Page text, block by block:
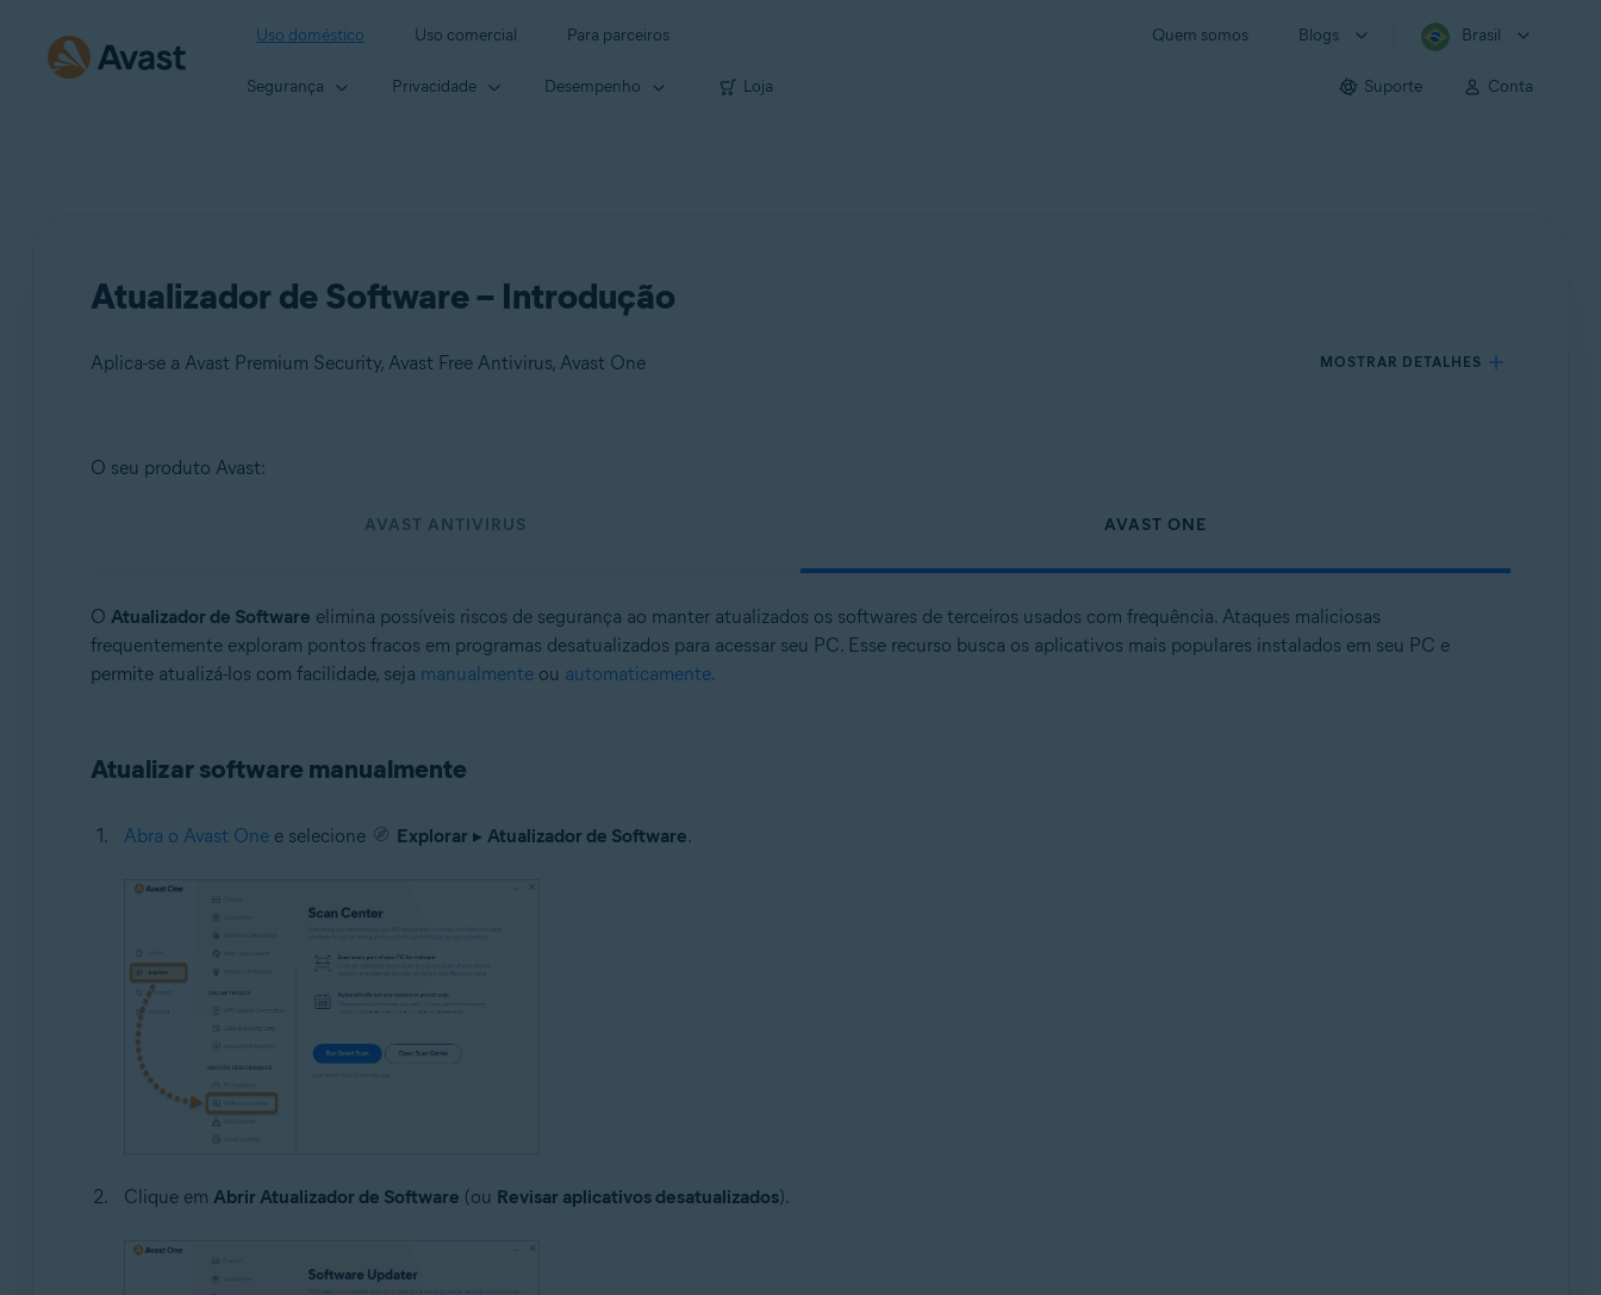
Uso doméstico Uso comercial Para parceiros Quem somos Blogs Brasil
Segurança Privacidade Desempenho Loja Suporte Conta
Atualizador de Software – Introdução
Aplica-se a Avast Premium Security, Avast Free Antivirus, Avast One MOSTRAR DETALHES
Produtos:
Sistemas operacionais:
Windows
O seu produto Avast:
AVAST ANTIVIRUS AVAST ONE
O Atualizador de Software elimina possíveis riscos de segurança ao manter atualizados os softwares de terceiros usados com frequência. Ataques maliciosas
frequentemente exploram pontos fracos em programas desatualizados para acessar seu PC. Esse recurso busca os aplicativos mais populares instalados em seu PC e
permite atualizá-los com facilidade, seja manualmenteou automaticamente.
Atualizar software manualmente
Abra o Avast Onee selecione Explorar ▸ Atualizador de Software.
Clique em Abrir Atualizador de Software (ou Revisar aplicativos desatualizados).